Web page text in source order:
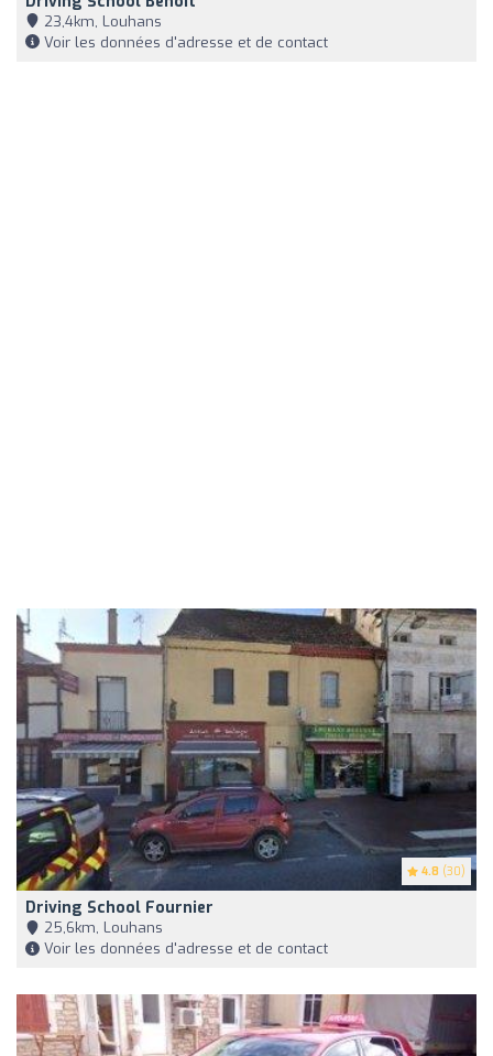
23,4km, Louhans
Voir les données d'adresse et de contact
4.8 (30)
Driving School Fournier
25,6km, Louhans
Voir les données d'adresse et de contact